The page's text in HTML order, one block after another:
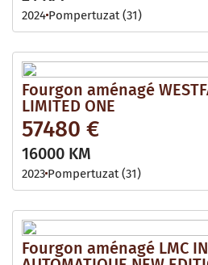
2024 Pompertuzat (31)
Fourgon aménagé
LIMITED ONE
57480 €
16000 KM
2023 Pompertuzat (31)
Fourgon aménagé LMC